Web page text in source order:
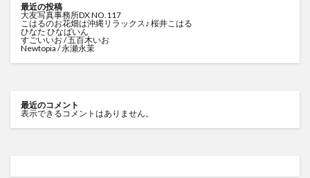
最近の投稿
大友写真事務所DX NO.117
こはるのお花畑は沖縄リラックス♪ 桜井こはる
ひなた ひなぱいん
すごいいお / 五百木いお
Newtopia / 永瀬永茉
最近のコメント
表示できるコメントはありません。